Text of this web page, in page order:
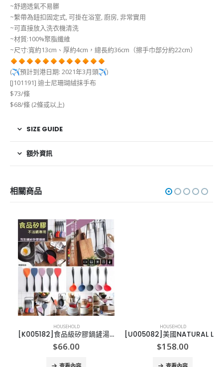
~舒適透氣不易髒
~繫帶為鈕扣固定式, 可掛在浴室, 廚房, 非常實用
~可直接放入洗衣機清洗
~材質:100%聚脂纖維
~尺寸:寬約13cm、厚約4cm，總長約36cm（擦手巾部分約22cm）
( 預計到港日期: 2021年3月頭
)
[J101191] 迪士尼珊瑚絨抹手布
$73/條
$68/條 (2條或以上)
SIZE GUIDE
額外資訊
相關商品
HOUSEHOLD
[K005182]食品級矽膠鍋鏟湯勺
66.00
HOUSEHOLD
[U005082]美國NATURAL LIFE 竹砧板套裝-10PCS
158.00